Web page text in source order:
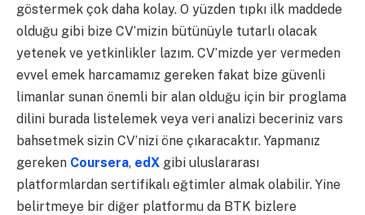
göstermek çok daha kolay. O yüzden tıpkı ilk maddede
olduğu gibi bize CV’mizin bütünüyle tutarlı olacak
yetenek ve yetkinlikler lazım. CV’mizde yer vermeden
evvel emek harcamamız gereken fakat bize güvenli
limanlar sunan önemli bir alan olduğu için bir proglama
dilini burada listelemek veya veri analizi beceriniz vars
bahsetmek sizin CV’nizi öne çıkaracaktır. Yapmanız
gereken Coursera, edX gibi uluslararası
platformlardan sertifikalı eğtimler almak olabilir. Yine
belirtmeye bir diğer platformu da BTK bizlere